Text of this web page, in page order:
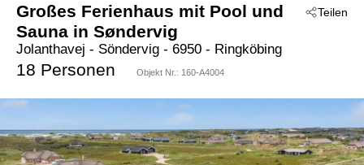
Teilen
Großes Ferienhaus mit Pool und
Sauna in Søndervig
Jolanthavej - Söndervig - 6950 - Ringköbing
18 Personen Objekt Nr.: 160-A4004